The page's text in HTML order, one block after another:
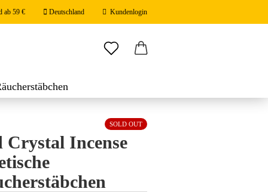
ab 59 € Deutschland Kundenlogin
erstellen
SOLD OUT
Crystal Incense